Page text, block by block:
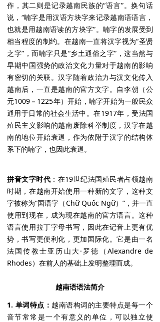
作，其二则是记录越南民族的“语言”。换句话
说，“喃字是用汉语方块字来记录越南语语言，
也就是用越南语读的方块字”。喃字的发展受到
相当程度的制约。在越南一直将汉字视为“圣贤
之字”，而喃字只是“乡土通俗之字”，这当然与
早期中国强势的政治文化力量对于越南的影响
有密切的关联。汉字随着政治力与汉文化传入
越南后，一直是越南的官方文字。自李朝（公
元1009－1225年）开始，喃字开始为一般民众
通用于日常的社会生活中。在1917年，受法国
殖民主义影响的越南废除科举制度，汉字在越
南的地位开始衰退，作为依附于汉字的结构体
系下的喃字，也因此衰退。
拼音文字时代 ：在19世纪法国殖民者占领越南
时期，在越南开始使用一种新的文字，这种文
字被称为“国语字（Chữ Quốc Ngữ）”，并一直
使用到现在，成为现在越南的官方语言。这种
语言使用拉丁字母书写，因此在记音上更有优
势，书写更便利化，更加国际化。它是由一名
法国传教士亚历山大·罗德（Alexandre de
Rhodes）在前人的基础上发明整理而成。
越南语语法简介
1. 单词特点： 越南语构词的主要特点是每一个
音节常常是一个有意义的单位，可以独立使